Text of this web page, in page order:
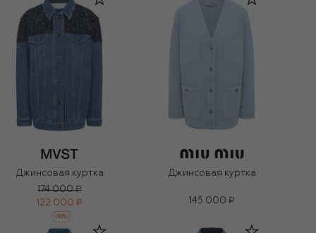
Джинсовая куртка
174 000 ₽
122 000 ₽
-30%
Джинсовая куртка
145 000 ₽